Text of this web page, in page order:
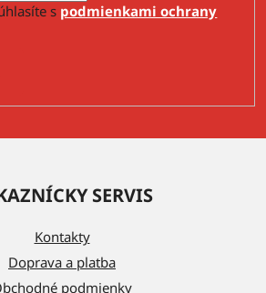
s podmienkami ochrany
SERVIS
Kontakty
Doprava a platba
podmienky